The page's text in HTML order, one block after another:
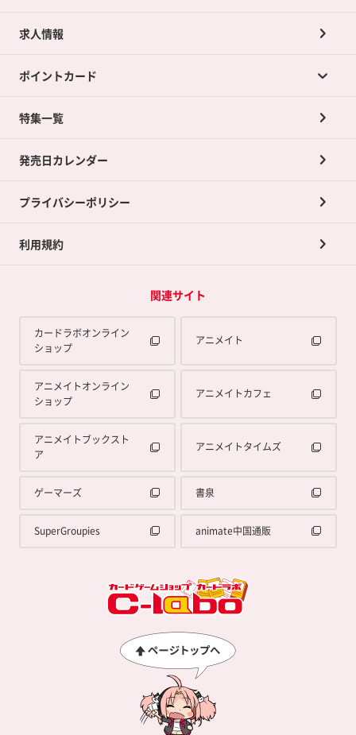
カードラボの買取サービスTOP
店舗買取について
ネット買取について
買取承諾書について
求人情報
ポイントカード
ポイントカードTOP
ポイント交換景品
特集一覧
発売日カレンダー
プライバシーポリシー
利用規約
関連サイト
カードラボオンライン
ショップ
アニメイト
アニメイトオンライン
ショップ
アニメイトカフェ
アニメイトブックスト
ア
アニメイトタイムズ
ゲーマーズ 書泉
SuperGroupies animate中国通販